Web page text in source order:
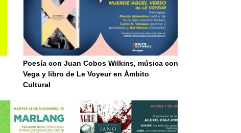
Poesía con Juan Cobos Wilkins, música con
Vega y libro de Le Voyeur en Ámbito
Cultural